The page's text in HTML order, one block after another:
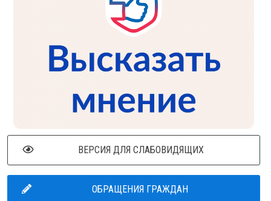
ВЕРСИЯ ДЛЯ СЛАБОВИДЯЩИХ
ОБРАЩЕНИЯ ГРАЖДАН